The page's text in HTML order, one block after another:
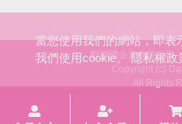
歡樂國企業有限公司
Copyright (c)
All Rights
當您使用我們的網站，即表
我們使用cookie。隱私權政